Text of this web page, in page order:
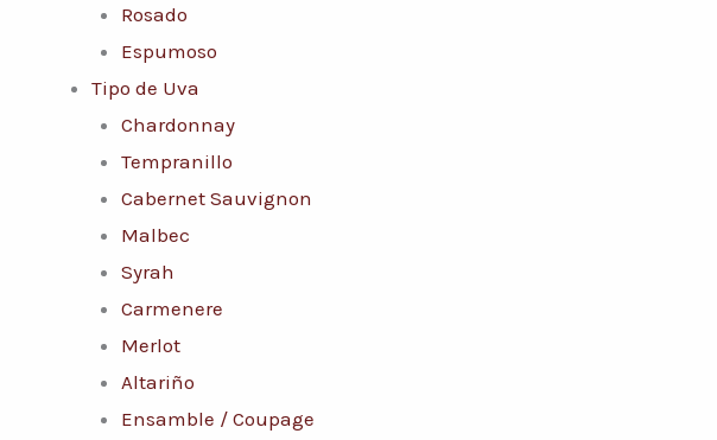
Rosado
Espumoso
Tipo de Uva
Chardonnay
Tempranillo
Cabernet Sauvignon
Malbec
Syrah
Carmenere
Merlot
Altariño
Ensamble / Coupage